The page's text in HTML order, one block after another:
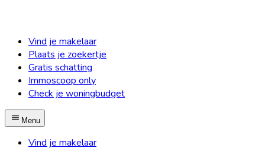
Vind je makelaar
Plaats je zoekertje
Gratis schatting
Immoscoop only
Check je woningbudget
Menu
Vind je makelaar